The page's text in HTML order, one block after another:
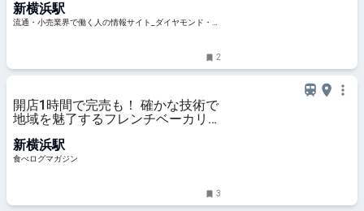
情報サイト_ダイヤモンド・チェー
ンストアオンライン
新横浜駅
流通・小売業界で働く人の情報サイト_ダイヤモンド・チ
2
開店1時間で完売も！ 確かな技術で
地域を魅了するフレンチベーカリー
ジン
新横浜駅
食べログマガジン
3